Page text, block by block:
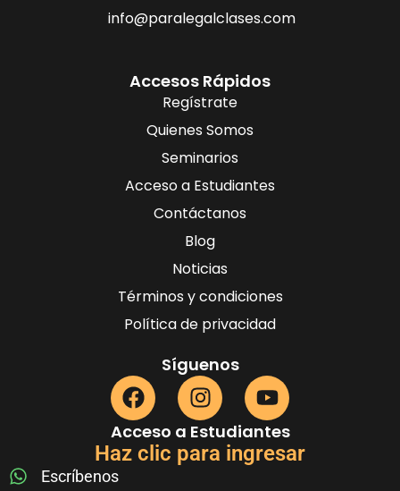
info@paralegalclases.com
Accesos Rápidos
Regístrate
Quienes Somos
Seminarios
Acceso a Estudiantes
Contáctanos
Blog
Noticias
Términos y condiciones
Política de privacidad
Síguenos
Acceso a Estudiantes
Haz clic para ingresar
Escríbenos